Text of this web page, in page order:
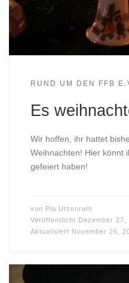
RUND UM DEN FFB
Es
Wir hoffen, ihr hattet
Weihnachten! Hier könnt
gefeiert haben!
von Pia Utzenrath
Veröffentlicht Dezember 27,
Aktualisiert November 26,